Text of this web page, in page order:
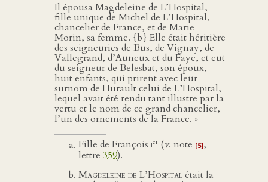
Il épousa Magdeleine de L’Hospital,
fille unique de Michel de L’Hospital,
chancelier de France, et de Marie
Morin, sa femme. {b} Elle était héritière
des seigneuries de Bus, de Vignay, de
Vallegrand, d’Auneux et du Faye, et eut
du seigneur de Belesbat, son époux,
huit enfants, qui prirent avec leur
surnom de Hurault celui de L’Hospital,
lequel avait été rendu tant illustre par la
vertu et le nom de ce grand chancelier,
l’un des ornements de la France. »
Fille de François ier (v. note [5],
lettre 359).
Magdeleine de L’Hospitalétait la